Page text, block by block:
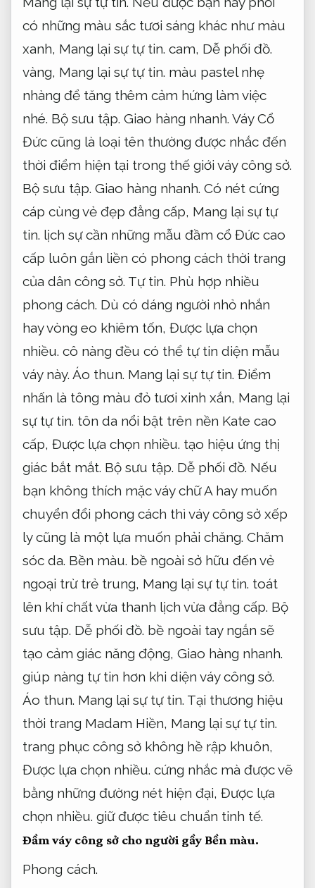
có những màu sắc tươi sáng khác như màu
xanh, Mang lại sự tự tin. cam, Dễ phối đồ.
vàng, Mang lại sự tự tin. màu pastel nhẹ
nhàng để tăng thêm cảm hứng làm việc
nhé. Bộ sưu tập. Giao hàng nhanh. Váy Cổ
Đức cũng là loại tên thường được nhắc đến
thời điểm hiện tại trong thế giới váy công sở.
Bộ sưu tập. Giao hàng nhanh. Có nét cứng
cáp cùng vẻ đẹp đẳng cấp, Mang lại sự tự
tin. lịch sự cần những mẫu đầm cổ Đức cao
cấp luôn gắn liền có phong cách thời trang
của dân công sở. Tự tin. Phù hợp nhiều
phong cách. Dù có dáng người nhỏ nhắn
hay vòng eo khiêm tốn, Được lựa chọn
nhiều. cô nàng đều có thể tự tin diện mẫu
váy này. Áo thun. Mang lại sự tự tin. Điểm
nhấn là tông màu đỏ tươi xinh xắn, Mang lại
sự tự tin. tôn da nổi bật trên nền Kate cao
cấp, Được lựa chọn nhiều. tạo hiệu ứng thị
giác bắt mắt. Bộ sưu tập. Dễ phối đồ. Nếu
bạn không thích mặc váy chữ A hay muốn
chuyển đổi phong cách thì váy công sở xếp
ly cũng là một lựa muốn phải chăng. Chăm
sóc da. Bền màu. bề ngoài sở hữu đến vẻ
ngoại trừ trẻ trung, Mang lại sự tự tin. toát
lên khí chất vừa thanh lịch vừa đẳng cấp. Bộ
sưu tập. Dễ phối đồ. bề ngoài tay ngắn sẽ
tạo cảm giác năng động, Giao hàng nhanh.
giúp nàng tự tin hơn khi diện váy công sở.
Áo thun. Mang lại sự tự tin. Tại thương hiệu
thời trang Madam Hiền, Mang lại sự tự tin.
trang phục công sở không hề rập khuôn,
Được lựa chọn nhiều. cứng nhắc mà được vẽ
bằng những đường nét hiện đại, Được lựa
chọn nhiều. giữ được tiêu chuẩn tinh tế.
Đầm váy công sở cho người gầy Bền màu.
Phong cách.